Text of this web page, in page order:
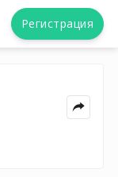
Регистрация